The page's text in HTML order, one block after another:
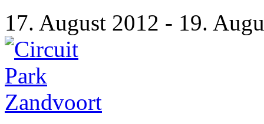
17. August 2012 - 19.